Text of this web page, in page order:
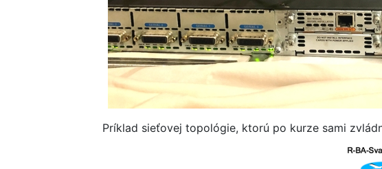
Príklad sieťovej topológie, ktorú po kurze sami